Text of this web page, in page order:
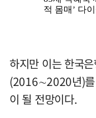
하지만 이는 한국
(2016∼2020년)를
이 될 전망이다.